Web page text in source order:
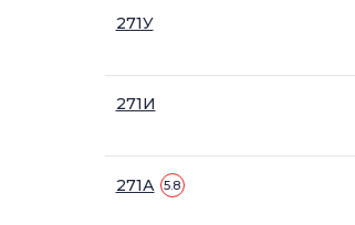
271У
271И
271А 5.8